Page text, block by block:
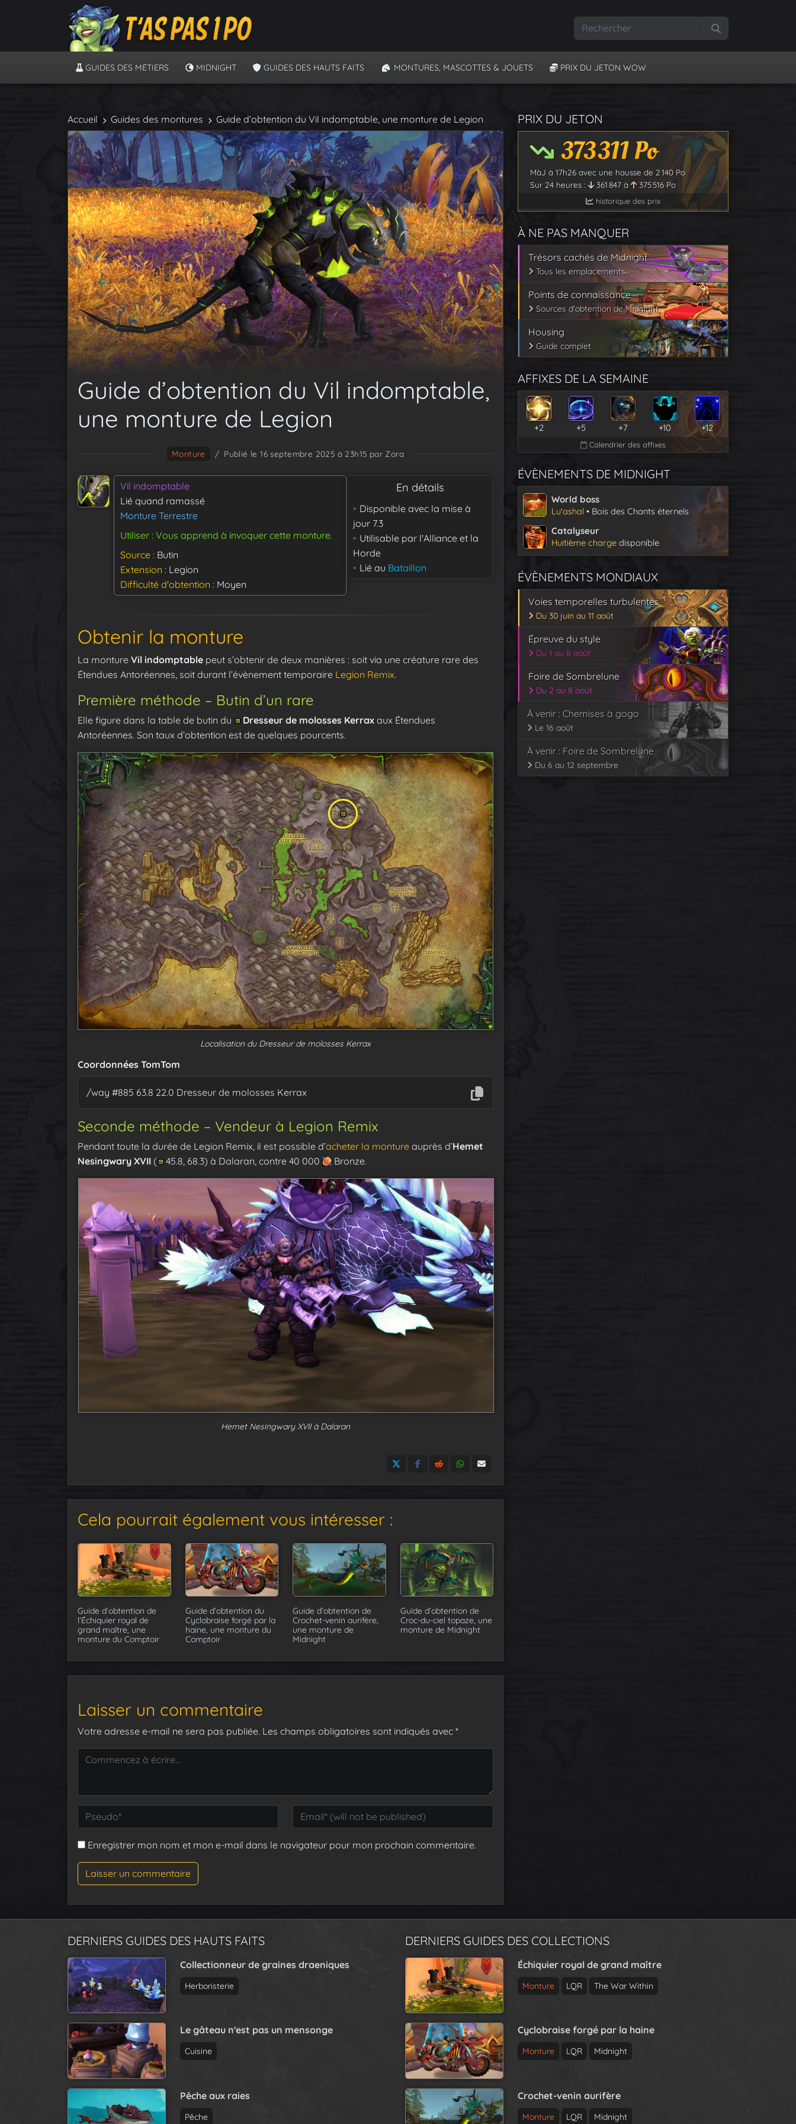
GUIDES DES MÉTIERS MIDNIGHT GUIDES DES HAUTS FAITS MONTURES, MASCOTTES & JOUETS PRIX DU JETON WOW
Accueil Guides des montures Guide d’obtention du Vil indomptable, une monture de Legion
Guide d’obtention du Vil indomptable,
une monture de Legion
Monture / Publié le 16 septembre 2025 à 23h15 par Zora
Vil indomptable
Lié quand ramassé
Monture Terrestre
Utiliser : Vous apprend à invoquer cette monture.
Source Butin
Extension
Legion
Difficulté d'obtention
Moyen
En détails
Disponible avec la mise à
jour 7.3
Utilisable par l'Alliance et la
Horde
Lié au Bataillon
Obtenir la monture
La monture Vil indomptable peut s’obtenir de deux manières : soit via une créature rare des
Étendues Antoréennes, soit durant l’évènement temporaire Legion Remix.
Première méthode – Butin d’un rare
Elle figure dans la table de butin du Dresseur de molosses Kerrax aux Étendues
Antoréennes. Son taux d’obtention est de quelques pourcents.
Localisation du Dresseur de molosses Kerrax
Coordonnées TomTom
/way #885 63.8 22.0 Dresseur de molosses Kerrax
Seconde méthode – Vendeur à Legion Remix
Pendant toute la durée de Legion Remix, il est possible d’acheter la monture auprès d’Hemet
Nesingwary XVII ( 45.8, 68.3) à Dalaran, contre 40 000 Bronze.
Hemet Nesingwary XVII à Dalaran
Cela pourrait également vous intéresser :
Guide d’obtention de
l’Échiquier royal de
grand maître, une
monture du Comptoir
Guide d’obtention du
Cyclobraise forgé par la
haine, une monture du
Comptoir
Guide d’obtention de
Crochet-venin aurifère,
une monture de
Midnight
Guide d’obtention de
Croc-du-ciel topaze, une
monture de Midnight
Laisser un commentaire
Votre adresse e-mail ne sera pas publiée. Les champs obligatoires sont indiqués avec *
Enregistrer mon nom et mon e-mail dans le navigateur pour mon prochain commentaire.
PRIX DU JETON
373 311Po
MàJ à 17h26 avec une hausse de 2 140 Po
Sur 24 heures :
361 847 à 375 516 Po
historique des prix
À NE PAS MANQUER
Trésors cachés de Midnight
Tous les emplacements
Points de connaissance
Sources d'obtention de Midnight
Housing
Guide complet
AFFIXES DE LA SEMAINE
+2 +5 +7 +10 +12
Calendrier des affixes
ÉVÈNEMENTS DE MIDNIGHT
World boss
Lu'ashal • Bois des Chants éternels
Catalyseur
Huitième charge disponible
ÉVÈNEMENTS MONDIAUX
Voies temporelles turbulentes
Du 30 juin au 11 août
Épreuve du style
Du 1 au 8 août
Foire de Sombrelune
Du 2 au 8 août
À venir : Chemises à gogo
Le 16 août
À venir : Foire de Sombrelune
Du 6 au 12 septembre
DERNIERS GUIDES DES HAUTS FAITS
Collectionneur de graines draeniques
Herboristerie
Le gâteau n'est pas un mensonge
Cuisine
Pêche aux raies
Pêche
DERNIERS GUIDES DES COLLECTIONS
Échiquier royal de grand maître
Monture LQR The War Within
Cyclobraise forgé par la haine
Monture LQR Midnight
Crochet-venin aurifère
Monture LQR Midnight